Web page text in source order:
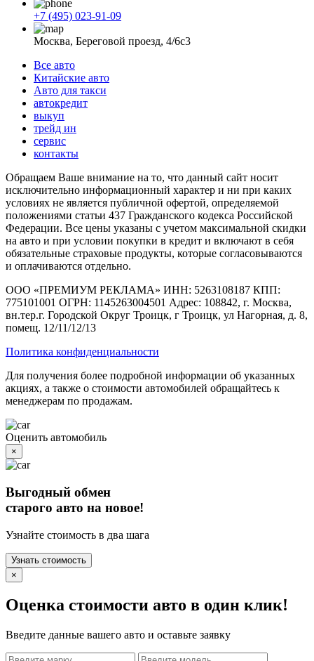
+7 (495) 023-91-09
Москва, Береговой проезд, 4/6с3
Все авто
Китайские авто
Авто для такси
автокредит
выкуп
трейд ин
сервис
контакты
Обращаем Ваше внимание на то, что данный сайт носит
исключительно информационный характер и ни при каких
условиях не является публичной офертой, определяемой
положениями статьи 437 Гражданского кодекса Российской
Федерации. Все цены указаны с учетом максимальной скидки
на авто и при условии покупки в кредит и включают в себя
обязательные страховые продукты, которые согласовываются
и оплачиваются отдельно.
ООО «ПРЕМИУМ РЕКЛАМА» ИНН: 5263108187 КПП:
775101001 ОГРН: 1145263004501 Адрес: 108842, г. Москва,
вн.тер.г. Городской Округ Троицк, г Троицк, ул Нагорная, д. 8,
помещ. 12/11/12/13
Политика конфиденциальности
Для получения более подробной информации об указанных
акциях, а также о стоимости автомобилей обращайтесь к
менеджерам по продажам.
Оценить автомобиль
×
Выгодный обмен
старого авто на новое!
Узнайте стоимость в два шага
Узнать стоимость
×
Оценка стоимости авто в один клик!
Введите данные вашего авто и оставьте заявку